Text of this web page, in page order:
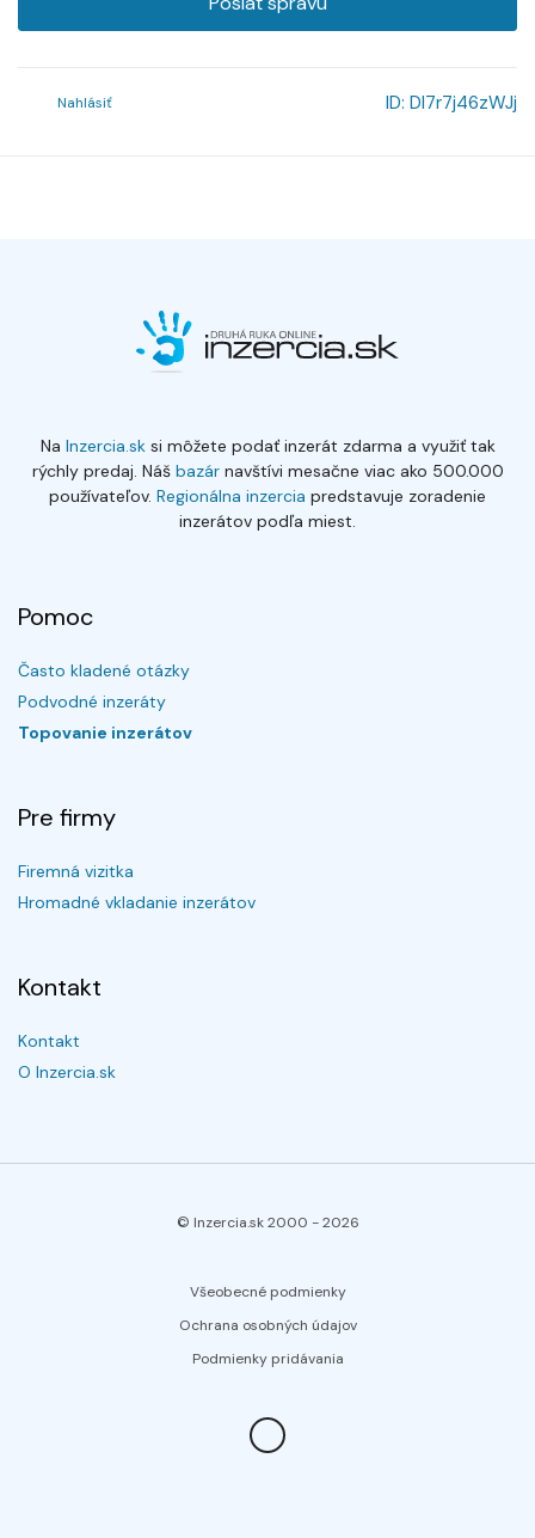
Nahlásiť ID: Dl7r7j46zWJj
Na Inzercia.sksi môžete podať inzerát zdarma a využiť tak
rýchly predaj. Náš bazárnavštívi mesačne viac ako 500.000
používateľov. Regionálna inzercia predstavuje zoradenie
inzerátov podľa miest.
Pomoc
Často kladené otázky
Podvodné inzeráty
Topovanie inzerátov
Pre firmy
Firemná vizitka
Hromadné vkladanie inzerátov
Kontakt
Kontakt
O Inzercia.sk
© Inzercia.sk 2000 -2026
Všeobecné podmienky
Ochrana osobných údajov
Podmienky pridávania